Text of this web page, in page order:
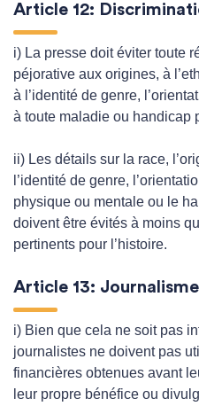
Article 12:
i) La presse doit éviter toute
péjorative aux origines, à
à l’identité de genre,
à toute maladie ou handicap
ii) Les détails sur la race,
l’identité de genre,
physique ou mentale ou le
doivent être évités à moins
pertinents pour l’histoire.
Article 13:
i) Bien que cela ne soit pas
journalistes ne doivent pas
financières obtenues avant
leur propre bénéfice ou